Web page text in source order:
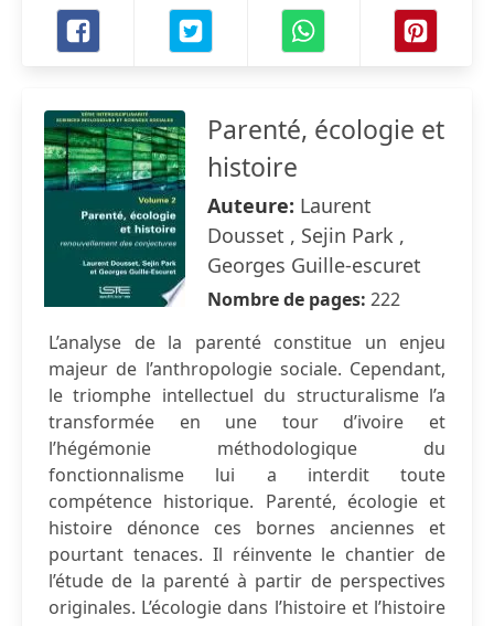
Parenté, écologie et
histoire
Auteure: Laurent
Dousset , Sejin Park ,
Georges Guille-escuret
Nombre de pages: 222
L’analyse de la parenté constitue un enjeu
majeur de l’anthropologie sociale. Cependant,
le triomphe intellectuel du structuralisme l’a
transformée en une tour d’ivoire et
l’hégémonie méthodologique du
fonctionnalisme lui a interdit toute
compétence historique. Parenté, écologie et
histoire dénonce ces bornes anciennes et
pourtant tenaces. Il réinvente le chantier de
l’étude de la parenté à partir de perspectives
originales. L’écologie dans l’histoire et l’histoire